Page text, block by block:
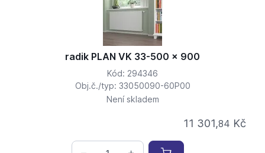
radik PLAN VK 33-500 x 900
Kód: 294346
Obj.č./typ: 33050090-60P00
Není skladem
11 301,84 Kč